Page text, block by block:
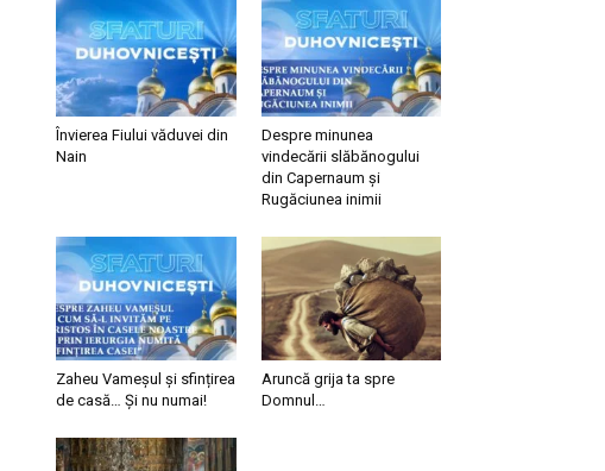
Învierea Fiului văduvei din
Nain
Despre minunea
vindecării slăbănogului
din Capernaum și
Rugăciunea inimii
Zaheu Vameșul și sfințirea
de casă… Și nu numai!
Aruncă grija ta spre
Domnul…